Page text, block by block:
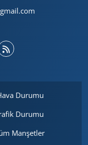
Durumu
Durumu
Manşetler